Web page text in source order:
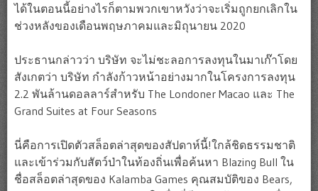
ได้ในตอนนี้อย่างไรก็ตามพวกเขาหวังว่าจะเริ่มถูกยกเลิกใน
ช่วงหลังของเดือนพฤษภาคมและมิถุนายน 2020
ประธานกล่าวว่า บริษัท จะไม่ชะลอการลงทุนในมาเก๊าโดย
สังเกตว่า บริษัท กำลังก้าวหน้าอย่างมากในโครงการลงทุน
2.2 พันล้านดอลลาร์สำหรับ The Londoner Macao และ The
Grand Suites at Four Seasons
นี่คือการเปิดตัวสล็อตล่าสุดของสัปดาห์นี้!ใกล้ชิดธรรมชาติ
และเข้าร่วมกับสัตว์ป่าในท้องถิ่นเพื่อค้นหา Blazing Bull ใน
ชื่อสล็อตล่าสุดของ Kalamba Games คุณสมบัติของ Bears,